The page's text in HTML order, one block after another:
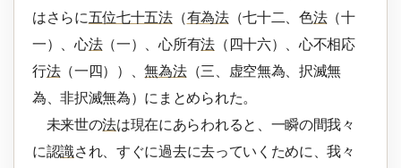
はさらに五位七十五法（有為法（七十二、色法（十
一）、心法（一）、心所有法（四十六）、心不相応
行法（一四））、無為法（三、虚空無為、択滅無
為、非択滅無為）にまとめられた。
未来世の法は現在にあらわれると、一瞬の間我々
に認識され、すぐに過去に去っていくために、我々